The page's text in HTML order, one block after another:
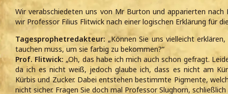
Wir verabschiedeten uns von Mr Burton und apparierten
wir Professor Filius Flitwick nach einer logischen Erklärung für
Tagesprophetredakteur: „Können Sie uns vielleicht
tauchen muss, um sie farbig zu bekommen?“
Prof. Flitwick: „Oh, das habe ich mich auch schon gefragt.
da ich es nicht weiß, jedoch glaube ich, dass es nicht am
Kürbis und Zucker. Dabei entstehen bestimmte Pigmente,
nicht sicher. Fragen Sie doch mal Professor Slughorn,